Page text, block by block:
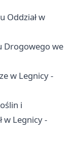
Oddział w
Drogowego we
w Legnicy -
i
w Legnicy -